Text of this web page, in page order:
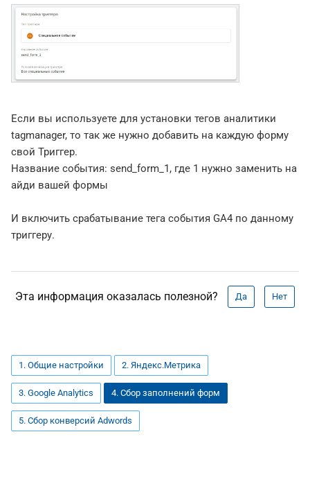
Если вы используете для установки тегов аналитики
tagmanager, то так же нужно добавить на каждую форму
свой Триггер.
Название события: send_form_1, где 1 нужно заменить на
айди вашей формы
И включить срабатывание тега события GA4 по данному
триггеру.
Эта информация оказалась полезной? Да Нет
1. Общие настройки 2. Яндекс.Метрика
3. Google Analytics 4. Сбор заполнений форм
5. Сбор конверсий Adwords